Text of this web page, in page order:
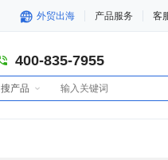
外贸出海 产品服务 客
400-835-7955
搜产品